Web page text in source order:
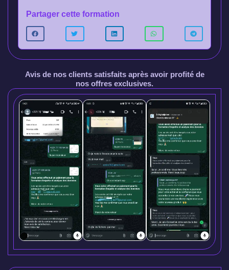
Partager cette formation
Avis de nos clients satisfaits après avoir profité de
nos offres exclusives.